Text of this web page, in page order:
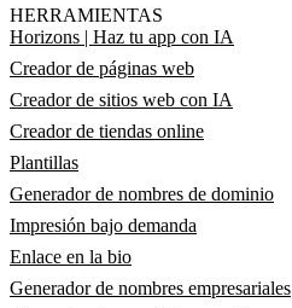
HERRAMIENTAS
Horizons | Haz tu app con IA
Creador de páginas web
Creador de sitios web con IA
Creador de tiendas online
Plantillas
Generador de nombres de dominio
Impresión bajo demanda
Enlace en la bio
Generador de nombres empresariales